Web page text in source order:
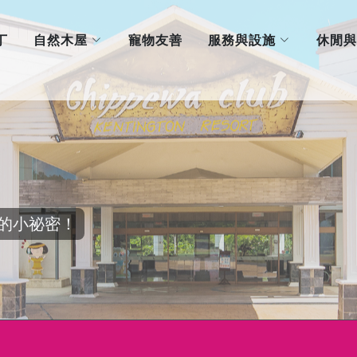
自然木屋 寵物友善 服務與設施 休閒
小祕密！